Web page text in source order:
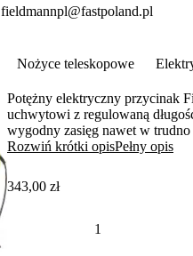
fieldmannpl@fastpoland.pl
Nożyce teleskopowe
Potężny elektryczny przycinak
uchwytowi z regulowaną
wygodny zasięg nawet w
zapewnia komfortową pracę.
Rozwiń krótki opisPełny opis
343,00 zł